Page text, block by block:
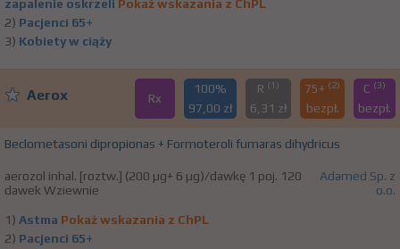
zapalenie oskrzeli Pokaż wskazania z ChPL
2) Pacjenci 65+
3) Kobiety w ciąży
Aerox Rx
100%
97,00 zł
R (1)
6,31 zł
75+ (2)
bezpł.
C (3)
bezpł.
Beclometasoni dipropionas + Formoteroli fumaras dihydricus
aerozol inhal. [roztw.] (200 µg+ 6 µg)/dawkę 1 poj. 120
dawek Wziewnie
Adamed Sp. z
o.o.
1) Astma Pokaż wskazania z ChPL
2) Pacjenci 65+